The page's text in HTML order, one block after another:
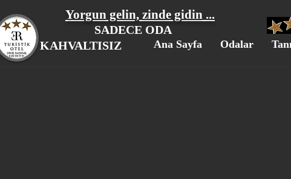
Yorgun gelin, zinde gidin ...
SADECE ODA
KAHVALTISIZ
Ana Sayfa Odalar